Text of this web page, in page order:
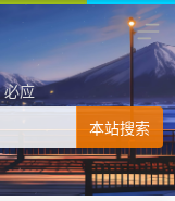
必应
本站搜索